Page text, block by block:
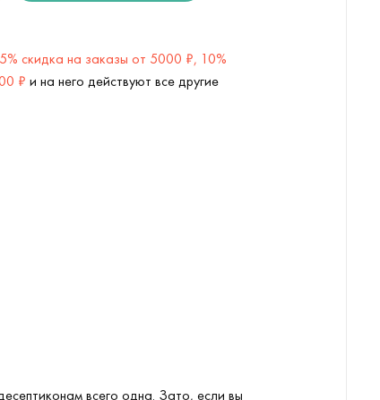
5% скидка на заказы от 5000 ₽, 10%
₽ и на него действуют все другие
всего одна. Зато, если вы